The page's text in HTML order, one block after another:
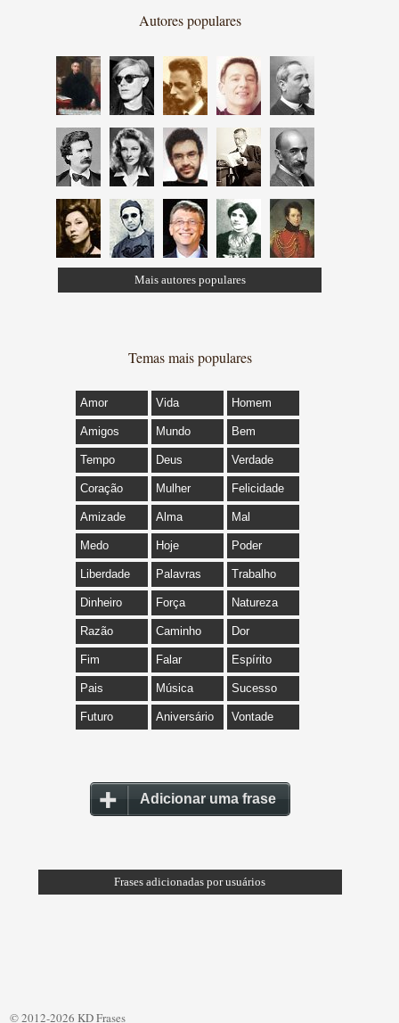
Autores populares
Mais autores populares
Temas mais populares
Amor Vida Homem
Amigos Mundo Bem
Tempo Deus Verdade
Coração Mulher Felicidade
Amizade Alma Mal
Medo Hoje Poder
Liberdade Palavras Trabalho
Dinheiro Força Natureza
Razão Caminho Dor
Fim Falar Espírito
Pais Música Sucesso
Futuro Aniversário Vontade
Adicionar uma frase
Frases adicionadas por usuários
© 2012-2026 KD Frases